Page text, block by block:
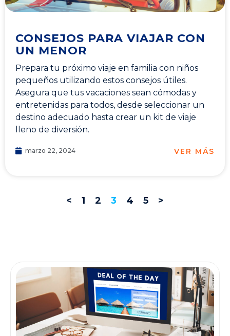
CONSEJOS PARA VIAJAR CON
UN MENOR
Prepara tu próximo viaje en familia con niños
pequeños utilizando estos consejos útiles.
Asegura que tus vacaciones sean cómodas y
entretenidas para todos, desde seleccionar un
destino adecuado hasta crear un kit de viaje
lleno de diversión.
marzo 22, 2024 VER MÁS
< 1 2 3 4 5 >